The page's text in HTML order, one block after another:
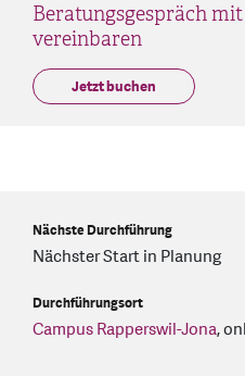
Beratungsgespräch
vereinbaren
Jetzt buchen
Nächste Durchführung
Nächster Start in Planung
Durchführungsort
Campus Rapperswil-Jona,